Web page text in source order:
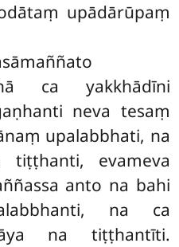
upādārūpaṃ
ca yakkhādīni
neva tesaṃ
upalabbhati, na
evameva
anto na bahi
na ca
na tiṭṭhantīti.